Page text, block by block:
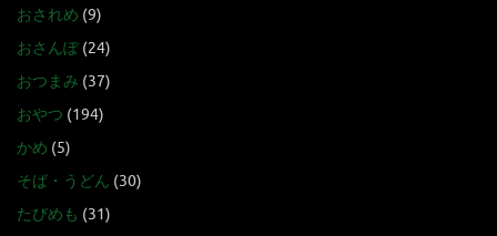
おされめ (9)
おさんぽ(24)
おつまみ (37)
おやつ (194)
かめ (5)
そば・うどん (30)
たびめも (31)